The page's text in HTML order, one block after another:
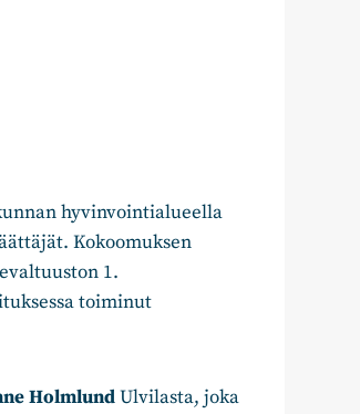
hyvinvointialueella
Kokoomuksen
1.
toiminut
HolmlundUlvilasta, joka